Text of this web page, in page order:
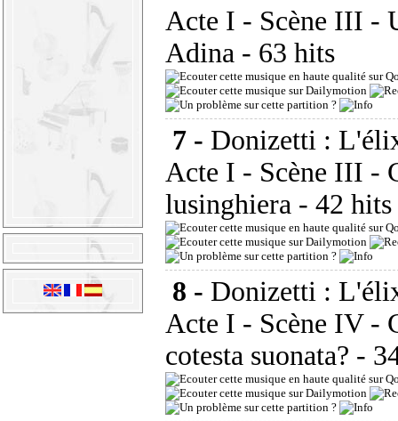
Acte I - Scène III -
Adina - 63 hits
7 - Donizetti :
Acte I - Scène III -
lusinghiera - 42 hits
8 - Donizetti :
Acte I - Scène IV -
cotesta suonata? -